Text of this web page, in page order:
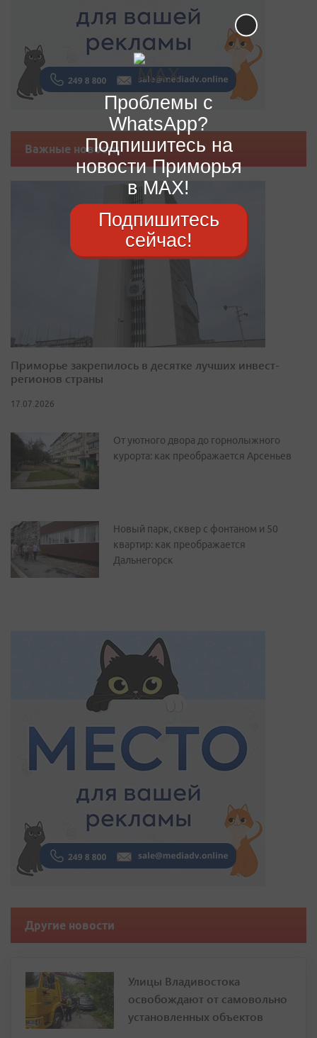
Важные новости
Приморье закрепилось в десятке лучших инвест-
регионов страны
17.07.2026
От уютного двора до горнолыжного
курорта: как преображается Арсеньев
Новый парк, сквер с фонтаном и 50
квартир: как преображается
Дальнегорск
Другие новости
Улицы Владивостока
освобождают от самовольно
установленных объектов
Проблемы с
WhatsApp?
Подпишитесь на
новости Приморья
в MAX!
Подпишитесь
сейчас!